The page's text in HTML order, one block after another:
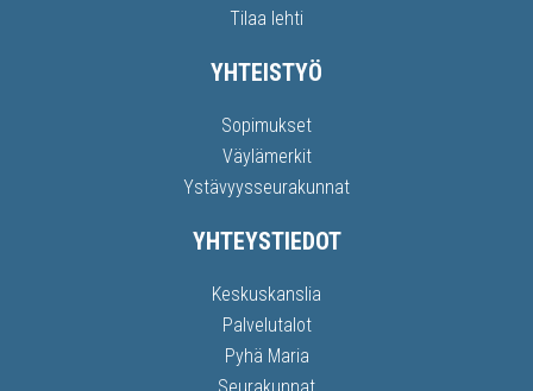
Tilaa lehti
YHTEISTYÖ
Sopimukset
Väylämerkit
Ystävyysseurakunnat
YHTEYSTIEDOT
Keskuskanslia
Palvelutalot
Pyhä Maria
Seurakunnat